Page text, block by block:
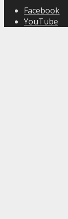
Facebook
YouTube